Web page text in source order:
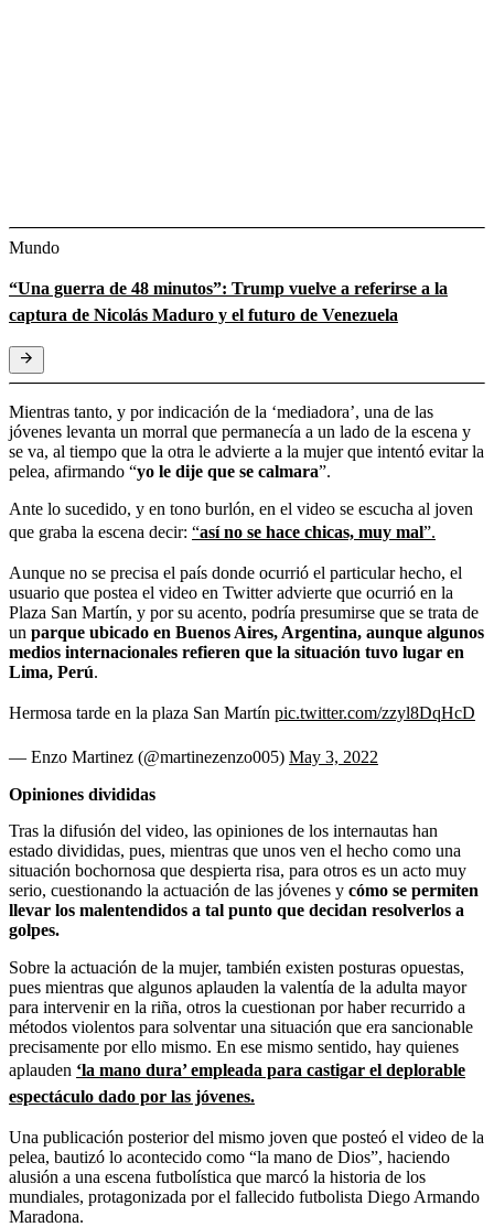
Mundo
“Una guerra de 48 minutos”: Trump vuelve a referirse a la
captura de Nicolás Maduro y el futuro de Venezuela
Mientras tanto, y por indicación de la ‘mediadora’, una de las
jóvenes levanta un morral que permanecía a un lado de la escena y
se va, al tiempo que la otra le advierte a la mujer que intentó evitar la
pelea, afirmando “yo le dije que se calmara”.
Ante lo sucedido, y en tono burlón, en el video se escucha al joven
que graba la escena decir: “así no se hace chicas, muy mal”.
Aunque no se precisa el país donde ocurrió el particular hecho, el
usuario que postea el video en Twitter advierte que ocurrió en la
Plaza San Martín, y por su acento, podría presumirse que se trata de
un parque ubicado en Buenos Aires, Argentina, aunque algunos
medios internacionales refieren que la situación tuvo lugar en
Lima, Perú.
Hermosa tarde en la plaza San Martín pic.twitter.com/zzyl8DqHcD
— Enzo Martinez (@martinezenzo005) May 3, 2022
Opiniones divididas
Tras la difusión del video, las opiniones de los internautas han
estado divididas, pues, mientras que unos ven el hecho como una
situación bochornosa que despierta risa, para otros es un acto muy
serio, cuestionando la actuación de las jóvenes y cómo se permiten
llevar los malentendidos a tal punto que decidan resolverlos a
golpes.
Sobre la actuación de la mujer, también existen posturas opuestas,
pues mientras que algunos aplauden la valentía de la adulta mayor
para intervenir en la riña, otros la cuestionan por haber recurrido a
métodos violentos para solventar una situación que era sancionable
precisamente por ello mismo. En ese mismo sentido, hay quienes
aplauden ‘la mano dura’ empleada para castigar el deplorable
espectáculo dado por las jóvenes.
Una publicación posterior del mismo joven que posteó el video de la
pelea, bautizó lo acontecido como “la mano de Dios”, haciendo
alusión a una escena futbolística que marcó la historia de los
mundiales, protagonizada por el fallecido futbolista Diego Armando
Maradona.